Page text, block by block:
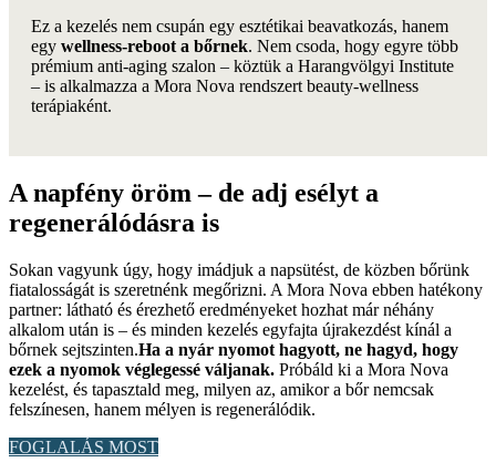
Ez a kezelés nem csupán egy esztétikai beavatkozás, hanem
egy wellness-reboot a bőrnek. Nem csoda, hogy egyre több
prémium anti-aging szalon – köztük a Harangvölgyi Institute
– is alkalmazza a Mora Nova rendszert beauty-wellness
terápiaként.
A napfény öröm – de adj esélyt a
regenerálódásra is
Sokan vagyunk úgy, hogy imádjuk a napsütést, de közben bőrünk
fiatalosságát is szeretnénk megőrizni. A Mora Nova ebben hatékony
partner: látható és érezhető eredményeket hozhat már néhány
alkalom után is – és minden kezelés egyfajta újrakezdést kínál a
bőrnek sejtszinten.Ha a nyár nyomot hagyott, ne hagyd, hogy
ezek a nyomok véglegessé váljanak. Próbáld ki a Mora Nova
kezelést, és tapasztald meg, milyen az, amikor a bőr nemcsak
felszínesen, hanem mélyen is regenerálódik.
FOGLALÁS MOST